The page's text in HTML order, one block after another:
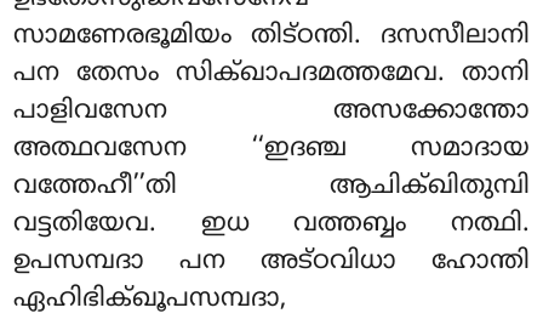
സാമണേരഭൂമിയം തിട്ഠന്തി. ദസസീലാനി
പന തേസം സിക്ഖാപദമത്തമേവ. താനി
പാളിവസേന അസക്കോന്തോ
അത്ഥവസേന ‘‘ഇദഞ്ച സമാദായ
വത്തേഹീ’’തി ആചിക്ഖിതുമ്പി
വട്ടതിയേവ. ഇധ വത്തബ്ബം നത്ഥി.
ഉപസമ്പദാ പന അട്ഠവിധാ ഹോന്തി
ഏഹിഭിക്ഖൂപസമ്പദാ,